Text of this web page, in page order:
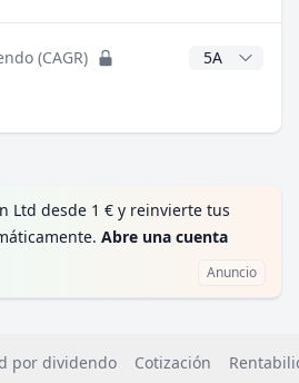
(CAGR) Años CAGR
Ltd desde 1 € y reinvierte tus
Abre una cuenta
Anuncio
por dividendo Cotización